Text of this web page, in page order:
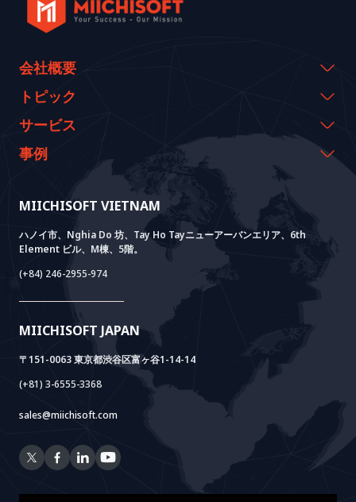
MIICHISOFT VIETNAM
ハノイ市、Nghia Do 坊、Tay Ho Tayニューアーバンエリア、6th
Element ビル、M棟、5階。
(+84) 246-2955-974
MIICHISOFT JAPAN
〒151-0063 東京都渋谷区富ヶ谷1-14-14
(+81) 3-6555-3368
sales@miichisoft.com
会社概要
会社概要
代表のメッセージ
沿革
価値観
トピック
イベント & ウェビナー
資料室
ニュース
FAQ
サービス
AI CO-CREATION
AI PoC開発
Core Lab
System Lab
Power Lab
Cloud Lab
AI+ SOLUTIONS
AI+ Products
Meet AI+
AI+ Package
RAG Package
VIETNAM BRIDGE
BOTモデル
法人設立支援
事例
実績
お客様の声